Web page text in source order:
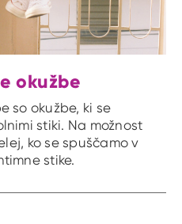
okužbe
so okužbe, ki se
stiki. Na možnost
ko se spuščamo v
stike.